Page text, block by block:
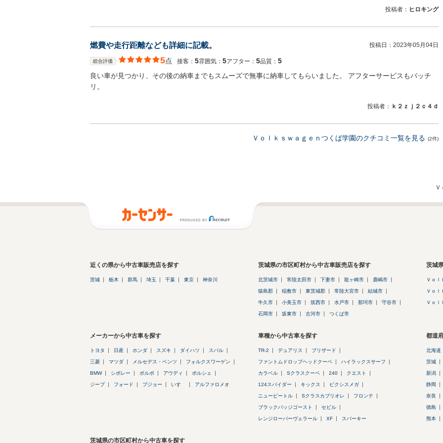
投稿者： ヒロキング
燃費や走行距離なども詳細に記載。 投稿日： 2023年05月04日
総合評価 5点 接客： 5雰囲気： 5アフター： 5品質： 5
良い車が見つかり、その後の納車までもスムーズで無事に納車してもらいました。 アフターサービスもバッチ
リ。
投稿者： ｋ２ｚｊ２ｃ４ｄ
Ｖｏｌｋｓｗａｇｅｎつくば学園のクチコミ一覧を見る (2件)
近くの県から中古車販売店を探す
茨城 栃木 群馬 埼玉 千葉 東京 神奈川
茨城県の市区町村から中古車販売店を探す
北茨城市 常陸太田市 下妻市 龍ヶ崎市 鹿嶋市
猿島郡 稲敷市 東茨城郡 常陸大宮市 結城市
牛久市 小美玉市 筑西市 水戸市 那珂市 守谷市
石岡市 坂東市 古河市 つくば市
茨城
Ｖｏｌ
Ｖｏｌ
Ｖｏｌ
メーカーから中古車を探す
トヨタ 日産 ホンダ スズキ ダイハツ スバル
三菱 マツダ メルセデス・ベンツ フォルクスワーゲン
BMW シボレー ボルボ アウディ ポルシェ
ジープ フォード プジョー いすゞ アルファロメオ
車種から中古車を探す
TR-2 デュアリス ブリザード
ファントムドロップヘッドクーペ ハイラックスサーフ
カラベル Sクラスクーペ 240 クエスト
124スパイダー キックス ピクシスメガ
ニュービートル Sクラスカブリオレ フロンテ
ブラックバッジゴースト セビル
レンジローバーヴェラール XF スパーキー
都道
北海道
茨城
新潟
静岡
奈良
徳島
熊本
茨城県の市区町村から中古車を探す